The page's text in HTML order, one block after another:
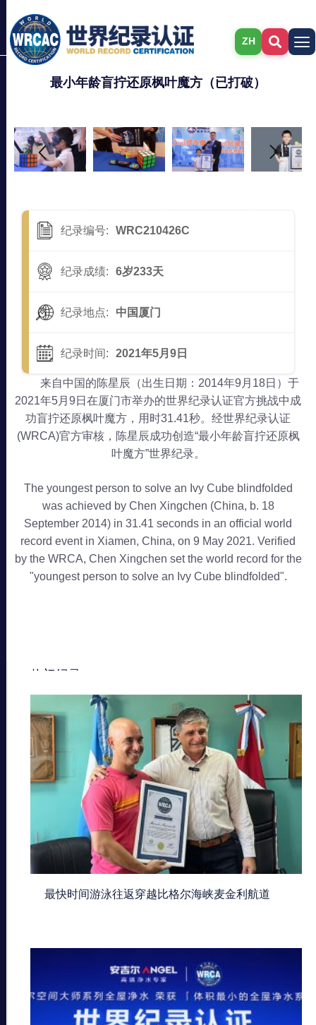
ZH
最小年龄盲拧还原枫叶魔方（已打破）
纪录编号: WRC210426C
纪录成绩: 6岁233天
纪录地点: 中国厦门
纪录时间: 2021年5月9日
来自中国的陈星辰（出生日期：2014年9月18日）于
2021年5月9日在厦门市举办的世界纪录认证官方挑战中成
功盲拧还原枫叶魔方，用时31.41秒。经世界纪录认证
(WRCA)官方审核，陈星辰成功创造“最小年龄盲拧还原枫
叶魔方”世界纪录。
The youngest person to solve an Ivy Cube blindfolded
was achieved by Chen Xingchen (China, b. 18
September 2014) in 31.41 seconds in an official world
record event in Xiamen, China, on 9 May 2021. Verified
by the WRCA, Chen Xingchen set the world record for the
"youngest person to solve an Ivy Cube blindfolded".
热门纪录
最快时间游泳往返穿越比格尔海峡麦金利航道